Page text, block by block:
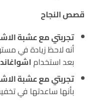
قصص النجاح
تجربتي مع عشبة
أنه لاحظ زيادة في
بعد استخدام
تجربتي مع عشبة
بأنها ساعدتها في